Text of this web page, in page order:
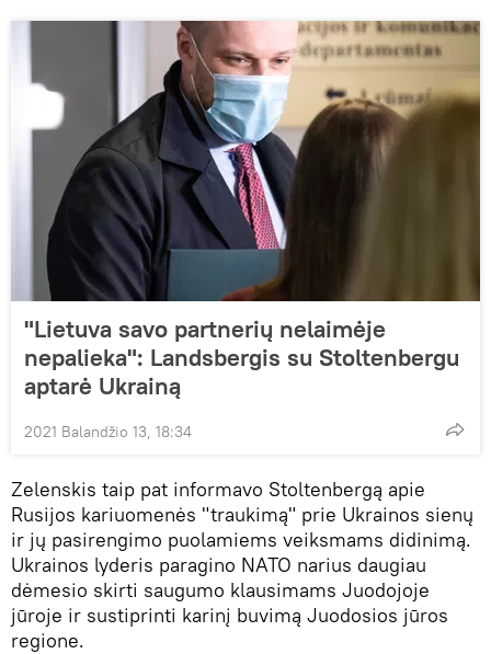
"Lietuva savo partnerių nelaimėje
nepalieka": Landsbergis su Stoltenbergu
aptarė Ukrainą
2021 Balandžio 13, 18:34
Zelenskis taip pat informavo Stoltenbergą apie
Rusijos kariuomenės "traukimą" prie Ukrainos sienų
ir jų pasirengimo puolamiems veiksmams didinimą.
Ukrainos lyderis paragino NATO narius daugiau
dėmesio skirti saugumo klausimams Juodojoje
jūroje ir sustiprinti karinį buvimą Juodosios jūros
regione.